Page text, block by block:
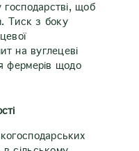
господарстві, щоб
Тиск з боку
на вуглецеві
фермерів щодо